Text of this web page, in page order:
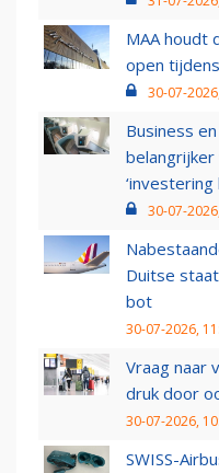
MAA houdt
open
30-07-
Business
belangrijker
‘investering
30-07-
Duitse
bot
30-07-2026,
Vraag naar
druk door
30-07-2026,
SWISS-